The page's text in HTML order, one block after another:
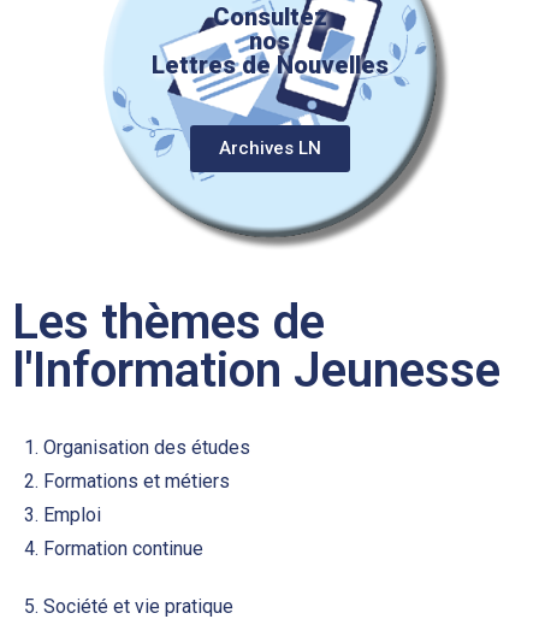
Consultez
nos
Lettres de Nouvelles
Archives LN
Les thèmes de
l'Information Jeunesse
1. Organisation des études
2. Formations et métiers
3. Emploi
4. Formation continue
5. Société et vie pratique